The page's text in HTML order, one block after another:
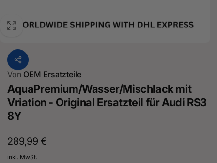
Von OEM Ersatzteile
AquaPremium/Wasser/Mischlack mit
Vriation - Original Ersatzteil für Audi RS3
8Y
Normaler
Preis
289,99 €
inkl. MwSt.